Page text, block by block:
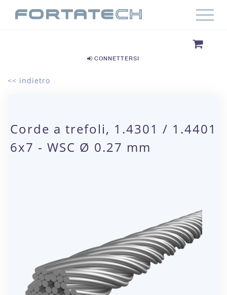
CONNETTERSI
<< indietro
Corde a trefoli, 1.4301 / 1.4401
6x7 - WSC Ø 0.27 mm